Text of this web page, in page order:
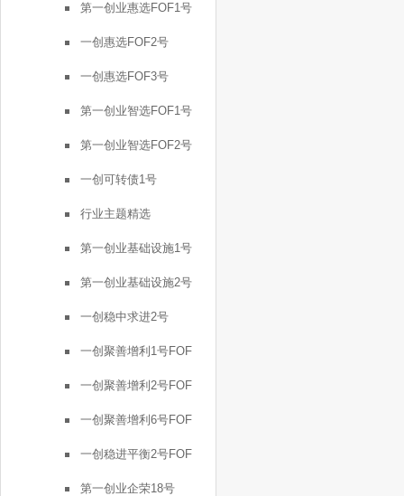
第一创业惠选FOF1号
一创惠选FOF2号
一创惠选FOF3号
第一创业智选FOF1号
第一创业智选FOF2号
一创可转债1号
行业主题精选
第一创业基础设施1号
第一创业基础设施2号
一创稳中求进2号
一创聚善增利1号FOF
一创聚善增利2号FOF
一创聚善增利6号FOF
一创稳进平衡2号FOF
第一创业企荣18号